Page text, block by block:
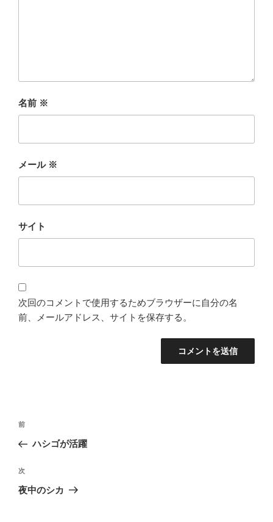
名前 ※
メール ※
サイト
次回のコメントで使用するためブラウザーに自分の名
前、メールアドレス、サイトを保存する。
投
ナ
ビ
ゲ
過
去
投
稿
前
ハシゴが活躍
次
の
次
夜中のシカ